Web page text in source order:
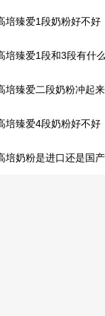
培臻爱1段奶粉好不好
?）
培臻爱1段和3段有什
培臻爱二段奶粉冲起
培臻爱4段奶粉好不好
?）
培奶粉是进口还是国